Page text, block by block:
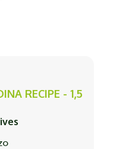
RECIPE - 1,5